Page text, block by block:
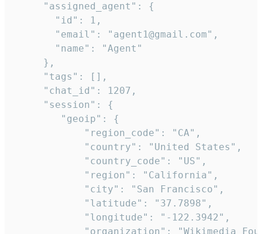
     "assigned_agent": {
       "id": 1,
       "email": "agent1@gmail.com",
       "name": "Agent"
     },
     "tags": [],
     "chat_id": 1207,
     "session": {
        "geoip": {
            "region_code": "CA",
            "country": "United States",
            "country_code": "US",
            "region": "California",
            "city": "San Francisco",
            "latitude": "37.7898",
            "longitude": "-122.3942",
"organization": "Wikimedia